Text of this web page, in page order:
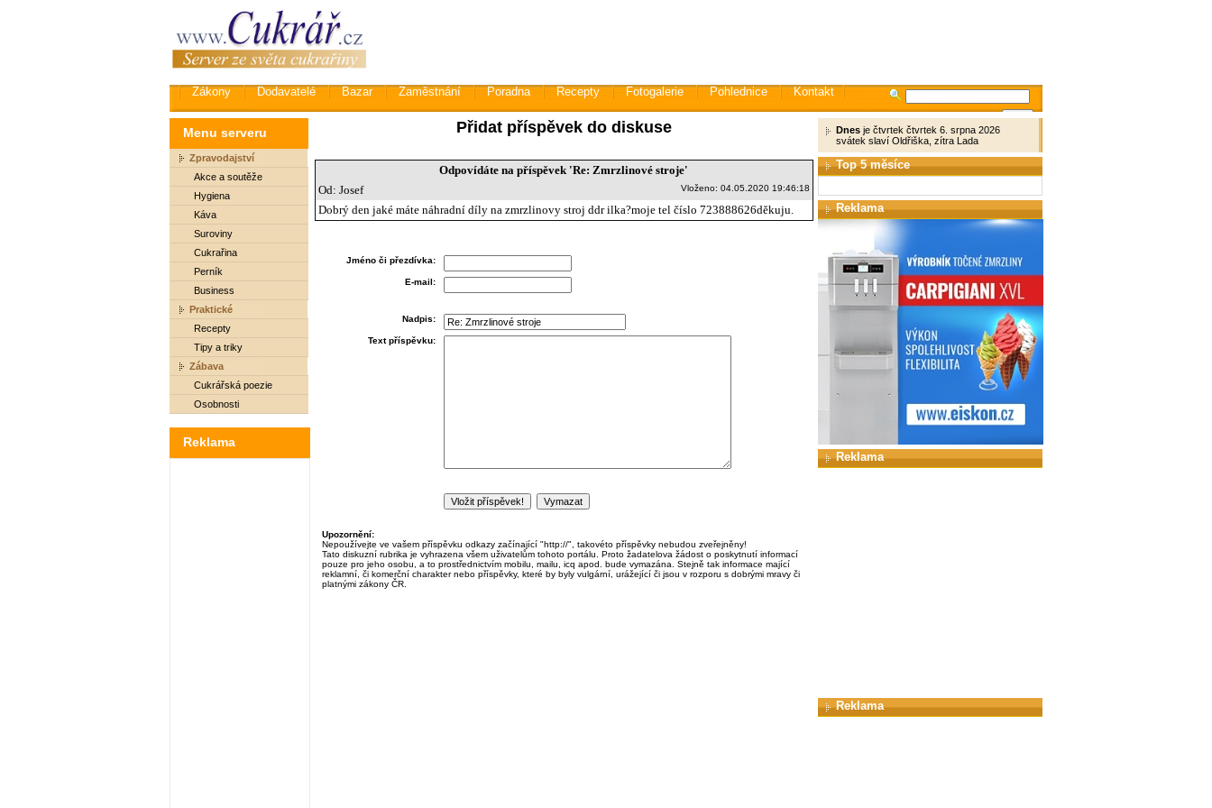
Zákony Dodavatelé Bazar Zaměstnání Poradna Recepty Fotogalerie Pohlednice Kontakt
Menu serveru
Zpravodajství
Akce a soutěže
Hygiena
Káva
Suroviny
Cukrařina
Perník
Business
Praktické
Recepty
Tipy a triky
Zábava
Cukrářská poezie
Osobnosti
Reklama
Přidat příspěvek do diskuse
Odpovídáte na příspěvek 'Re: Zmrzlinové stroje'
Od: Josef
Vloženo: 04.05.2020 19:46:18
Dobrý den jaké máte náhradní díly na zmrzlinovy stroj ddr ilka?moje tel číslo 723888626děkuju.
Jméno či přezdívka:
E-mail:
Nadpis:
Text příspěvku:
Upozornění:
Nepoužívejte ve vašem příspěvku odkazy začínající "http://", takovéto příspěvky nebudou zveřejněny!
Tato diskuzní rubrika je vyhrazena všem uživatelům tohoto portálu. Proto žadatelova žádost o poskytnutí informací
pouze pro jeho osobu, a to prostřednictvím mobilu, mailu, icq apod. bude vymazána. Stejně tak informace mající
reklamní, či komerční charakter nebo příspěvky, které by byly vulgární, urážející či jsou v rozporu s dobrými mravy či
platnými zákony ČR.
Dnesje čtvrtek čtvrtek 6. srpna 2026
svátek slaví Oldřiška, zítra Lada
Top 5 měsíce
Reklama
Reklama
Reklama